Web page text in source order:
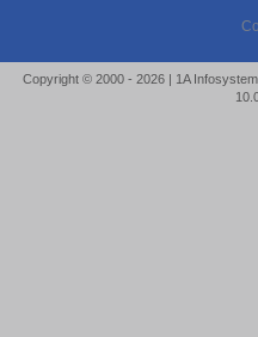
Copyright © 2000 - 2026 | 1A